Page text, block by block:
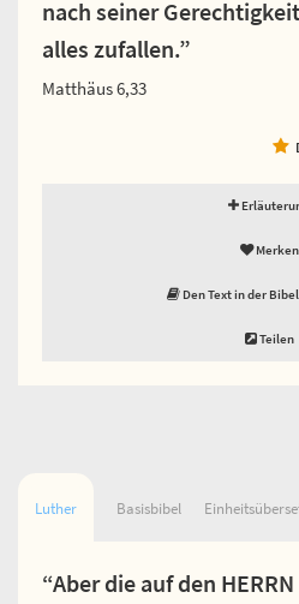
nach seiner
alles zufallen.”
Matthäus 6,33
Merken
Den Text in der
Teilen
Luther Basisbibel
“Aber die auf den